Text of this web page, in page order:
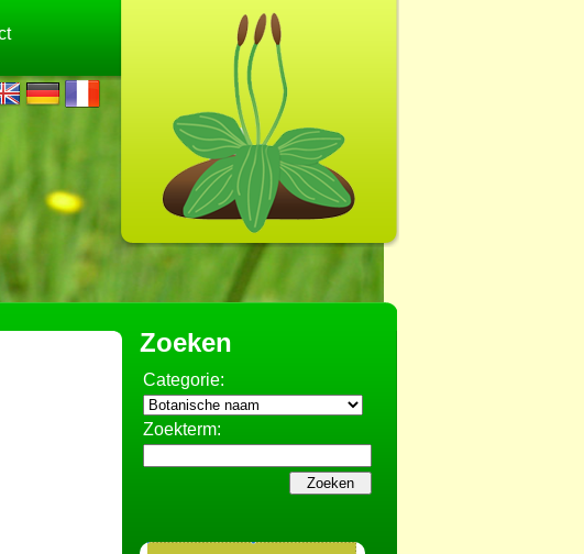
Zoeken
Categorie:
Zoekterm: